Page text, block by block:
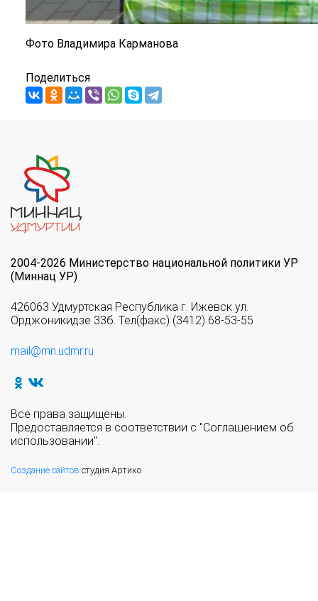
Фото Владимира Карманова
Поделиться
2004-2026 Министерство национальной политики УР
(Миннац УР)
426063 Удмуртская Республика г. Ижевск ул.
Орджоникидзе 33б. Тел(факс) (3412) 68-53-55
mail@mn.udmr.ru
Все права защищены.
Предоставляется в соответствии с "Соглашением об
использовании".
Создание сайтов студия Артико